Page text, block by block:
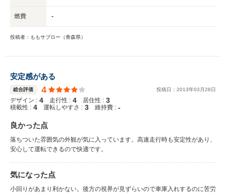
燃費 -
投稿者：ももサブロー（青森県）
安定感がある
総合評価 4 投稿日： 2013年03 月28日
デザイン : 4 走行性 : 4 居住性 : 3
積載性 : 4 運転しやすさ : 3 維持費 : -
良かった点
落ちついた雰囲気の外観が気に入っています。高速走行時も安定性があり、
安心して運転できるので快適です。
気になった点
小回りがあまり利かない。後方の視界が見ずらいので車庫入れするのに苦労